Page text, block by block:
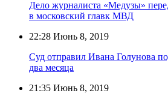
Дело журналиста «Медузы»
в московский главк МВД
22:28 Июнь 8, 2019
Суд отправил Ивана Голунова
два месяца
21:35 Июнь 8, 2019